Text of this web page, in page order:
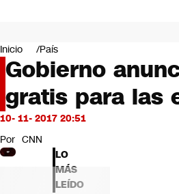
Negocios
Deportes
Programas completos
Cultura
Servicios
Bits
CNN Data
CNN tiempo
Futuro 360
Inicio País
Gobierno
gratis para las
10- 11- 2017 20:51
Por CNN
LO
MÁS
LEÍDO